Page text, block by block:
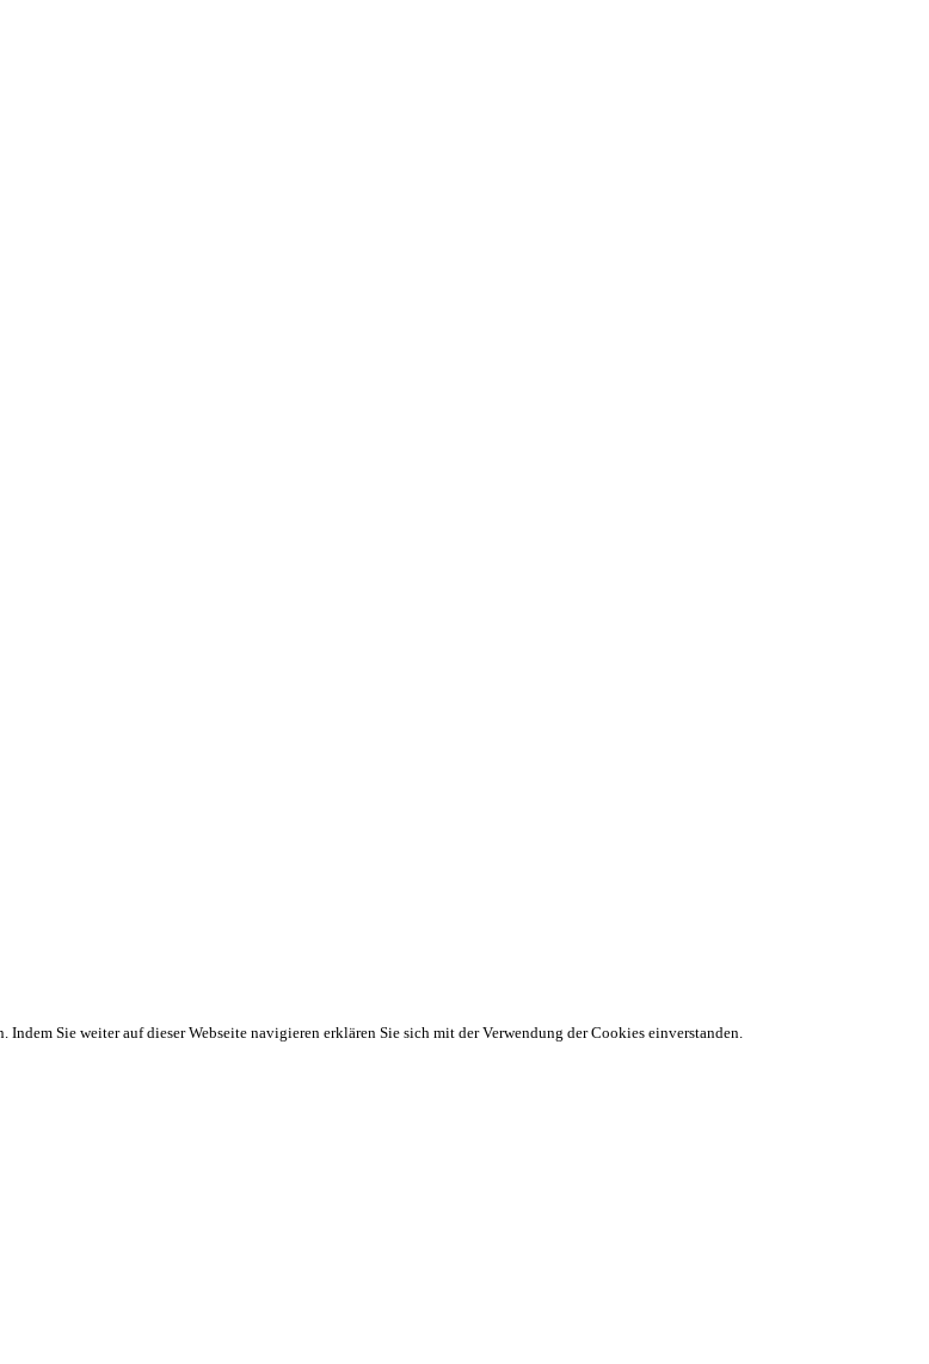
Sie weiter auf dieser Webseite navigieren erklären Sie sich mit der Verwendung der Cookies einverstanden.